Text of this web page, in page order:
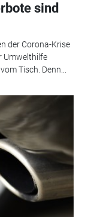
sind
der Corona-Krise
Umwelthilfe
Tisch. Denn...